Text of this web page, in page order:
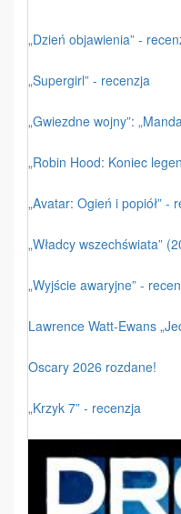
„Dzień objawienia” -
„Supergirl” - recenzja
„Gwiezdne wojny”:
„Robin Hood: Koniec
„Avatar: Ogień i popiół” -
„Władcy wszechświata”
„Wyjście awaryjne” -
Lawrence Watt-Ewans
Oscary 2026 rozdane!
„Krzyk 7” - recenzja